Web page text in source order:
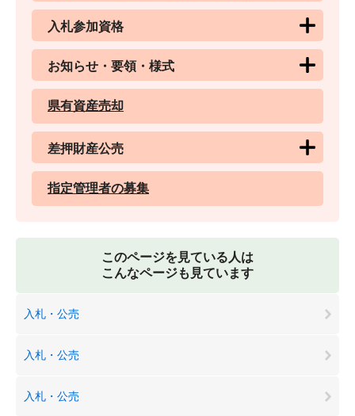
入札参加資格
お知らせ・要領・様式
県有資産売却
差押財産公売
指定管理者の募集
このページを見ている人は
こんなページも見ています
入札・公売
入札・公売
入札・公売